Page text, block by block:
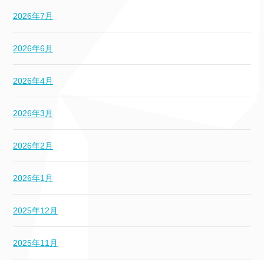
2026年7月
2026年6月
2026年4月
2026年3月
2026年2月
2026年1月
2025年12月
2025年11月